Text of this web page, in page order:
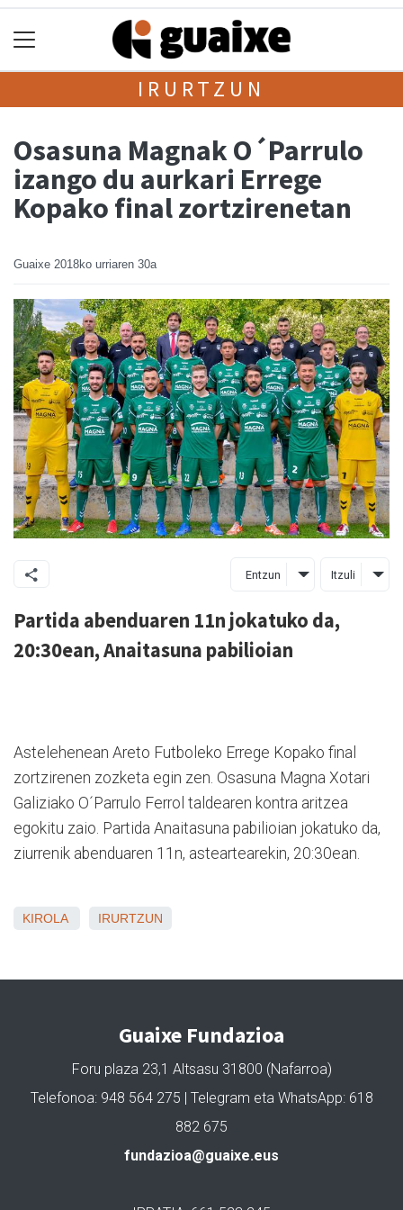
IRURTZUN
Osasuna Magnak O´Parrulo
izango du aurkari Errege
Kopako final zortzirenetan
Guaixe 2018ko urriaren 30a
Entzun Itzuli
Partida abenduaren 11n jokatuko da,
20:30ean, Anaitasuna pabilioian
Astelehenean Areto Futboleko Errege Kopako final
zortzirenen zozketa egin zen. Osasuna Magna Xotari
Galiziako O´Parrulo Ferrol taldearen kontra aritzea
egokitu zaio. Partida Anaitasuna pabilioian jokatuko da,
ziurrenik abenduaren 11n, asteartearekin, 20:30ean.
KIROLA IRURTZUN
Guaixe Fundazioa
Foru plaza 23,1 Altsasu 31800 (Nafarroa)
Telefonoa: 948 564 275 | Telegram eta WhatsApp: 618
882 675
fundazioa@guaixe.eus